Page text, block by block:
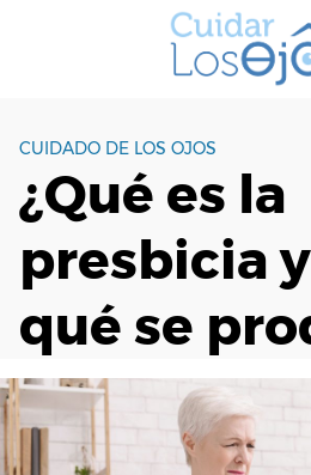
n
CUIDADO DE LOS OJOS
¿Qué es la
presbicia
qué se